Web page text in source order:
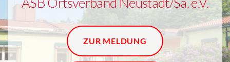
ZUR MELDUNG